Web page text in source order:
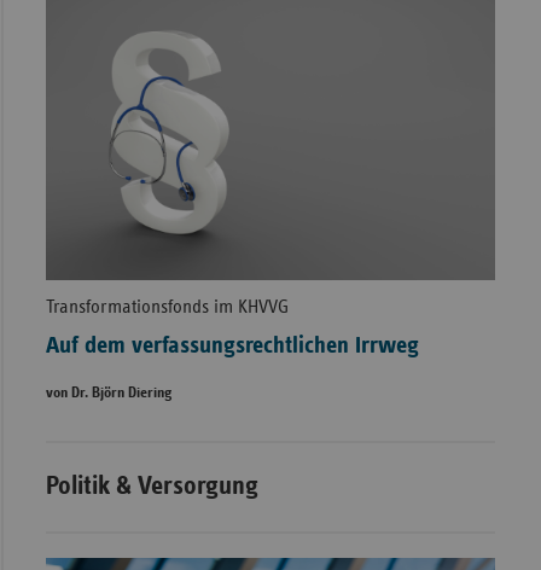
Transformationsfonds im KHVVG
Auf dem verfassungsrechtlichen Irrweg
von Dr. Björn Diering
Politik & Versorgung